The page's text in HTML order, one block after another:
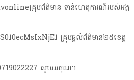
គ្រុបព័ត៌មាន ទាន់ហេតុការណ៍របស់អង្គ
គ្រុបផ្តល់ព័ត៌មាន២៥ខេត្ត
សូមអរគុណ។